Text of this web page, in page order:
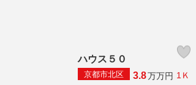
ハウス５０
京都市北区 3.8万万円 1Ｋ